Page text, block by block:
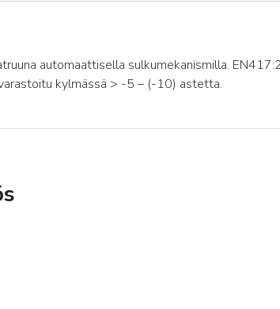
automaattisella sulkumekanismilla.
kylmässä > -5 – (-10) astetta.